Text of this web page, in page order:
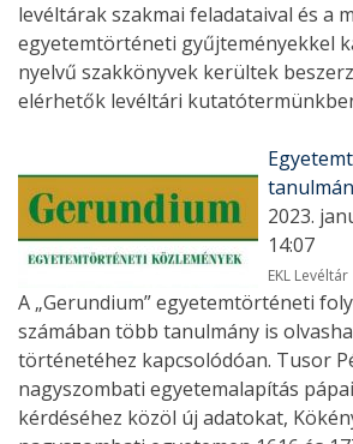
levéltárak szakmai feladataival és a
egyetemtörténeti gyűjteményekkel
nyelvű szakkönyvek kerültek
elérhetők levéltári
2023.
14:07
EKL Levéltár
A „Gerundium” egyetemtörténeti
számában több tanulmány is
történetéhez kapcsolódóan. Tusor
nagyszombati egyetemalapítás
kérdéséhez közöl új adatokat,